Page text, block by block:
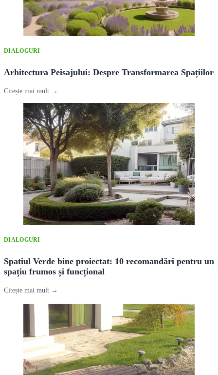
DIALOGURI
Arhitectura Peisajului: Despre Transformarea Spațiilor
Citește mai mult →
DIALOGURI
Spatiul Verde bine proiectat: 10 recomandări pentru un
spațiu frumos și funcțional
Citește mai mult →